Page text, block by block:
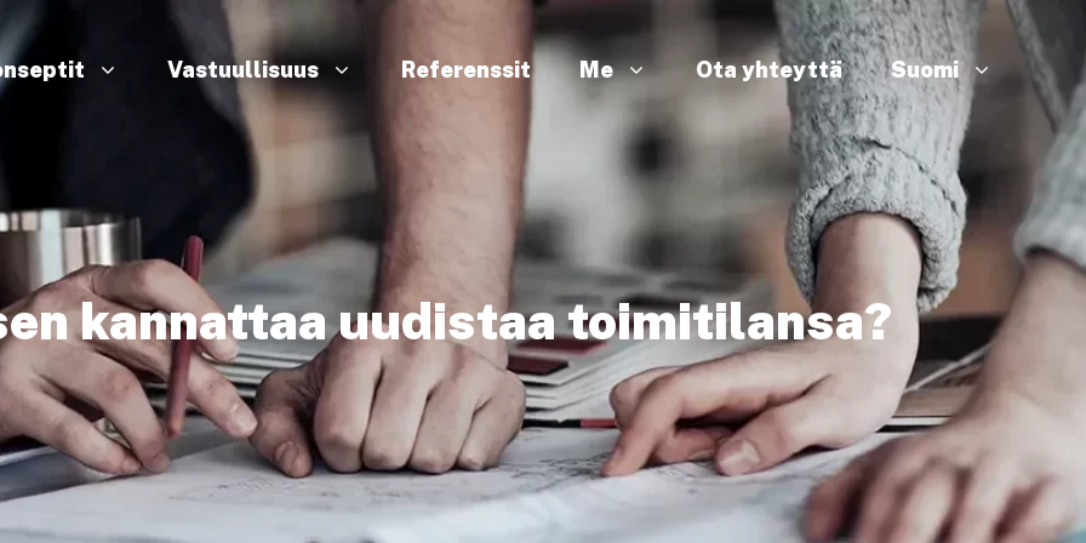
Vastuullisuus Referenssit Me Ota yhteyttä Suomi
kannattaa uudistaa toimitilansa?